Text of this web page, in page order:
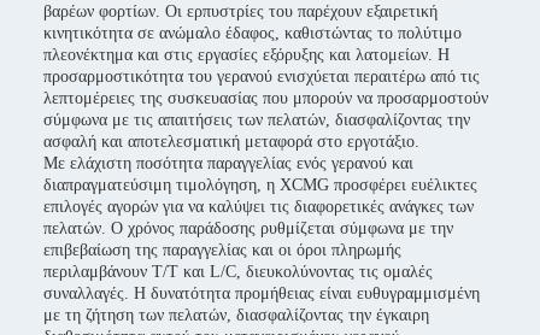
βαρέων φορτίων. Οι ερπυστρίες του παρέχουν εξαιρετική
κινητικότητα σε ανώμαλο έδαφος, καθιστώντας το πολύτιμο
πλεονέκτημα και στις εργασίες εξόρυξης και λατομείων. Η
προσαρμοστικότητα του γερανού ενισχύεται περαιτέρω από τις
λεπτομέρειες της συσκευασίας που μπορούν να προσαρμοστούν
σύμφωνα με τις απαιτήσεις των πελατών, διασφαλίζοντας την
ασφαλή και αποτελεσματική μεταφορά στο εργοτάξιο.
Με ελάχιστη ποσότητα παραγγελίας ενός γερανού και
διαπραγματεύσιμη τιμολόγηση, η XCMG προσφέρει ευέλικτες
επιλογές αγορών για να καλύψει τις διαφορετικές ανάγκες των
πελατών. Ο χρόνος παράδοσης ρυθμίζεται σύμφωνα με την
επιβεβαίωση της παραγγελίας και οι όροι πληρωμής
περιλαμβάνουν T/T και L/C, διευκολύνοντας τις ομαλές
συναλλαγές. Η δυνατότητα προμήθειας είναι ευθυγραμμισμένη
με τη ζήτηση των πελατών, διασφαλίζοντας την έγκαιρη